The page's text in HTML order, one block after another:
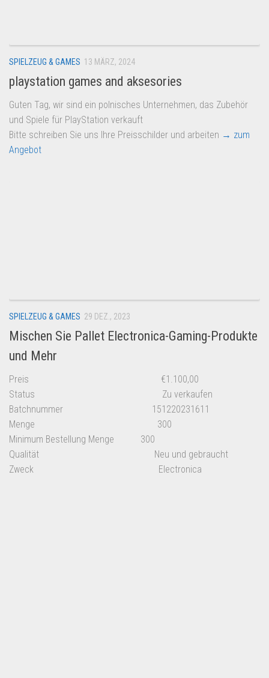
Amazon
Aldi
Lidl
Kostenlos verkaufen
Anmelden
SPIELZEUG & GAMES 13 MÄRZ, 2024
playstation games and aksesories
Guten Tag, wir sind ein polnisches Unternehmen, das Zubehör
und Spiele für PlayStation verkauft
Bitte schreiben Sie uns Ihre Preisschilder und arbeiten → zum
Angebot
SPIELZEUG & GAMES 29 DEZ., 2023
Mischen Sie Pallet Electronica-Gaming-Produkte
und Mehr
Preis €1.100,00
Status Zu verkaufen
Batchnummer 151220231611
Menge 300
Minimum Bestellung Menge 300
Qualität Neu und gebraucht
Zweck Electronica